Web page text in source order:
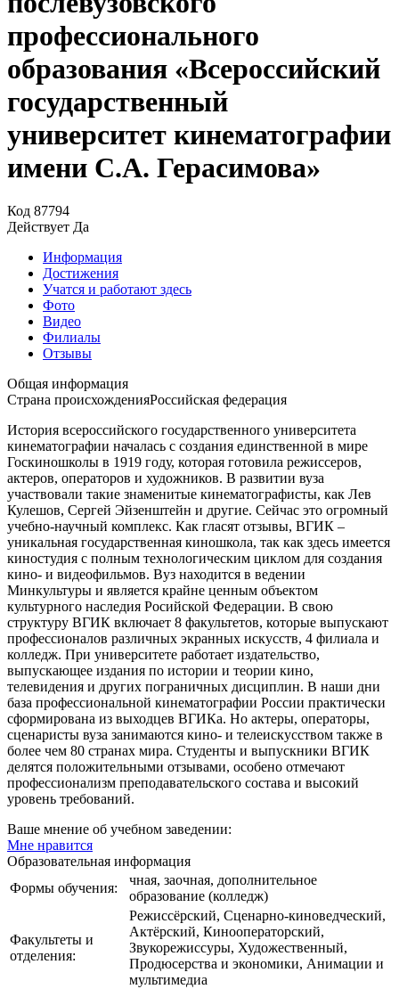
профессионального
образования «Всероссийский
государственный
университет кинематографии
имени С.А. Герасимова»
Код 87794
Действует Да
Информация
Достижения
Учатся и работают здесь
Фото
Видео
Филиалы
Отзывы
Общая информация
Страна происхожденияРоссийская федерация
История всероссийского государственного университета
кинематографии началась с создания единственной в мире
Госкиношколы в 1919 году, которая готовила режиссеров,
актеров, операторов и художников. В развитии вуза
участвовали такие знаменитые кинематографисты, как Лев
Кулешов, Сергей Эйзенштейн и другие. Сейчас это огромный
учебно-научный комплекс. Как гласят отзывы, ВГИК –
уникальная государственная киношкола, так как здесь имеется
киностудия с полным технологическим циклом для создания
кино- и видеофильмов. Вуз находится в ведении
Минкультуры и является крайне ценным объектом
культурного наследия Росийской Федерации. В свою
структуру ВГИК включает 8 факультетов, которые выпускают
профессионалов различных экранных искусств, 4 филиала и
колледж. При университете работает издательство,
выпускающее издания по истории и теории кино,
телевидения и других пограничных дисциплин. В наши дни
база профессиональной кинематографии России практически
сформирована из выходцев ВГИКа. Но актеры, операторы,
сценаристы вуза занимаются кино- и телеискусством также в
более чем 80 странах мира. Студенты и выпускники ВГИК
делятся положительными отзывами, особено отмечают
профессионализм преподавательского состава и высокий
уровень требований.
Ваше мнение об учебном заведении:
Мне нравится
Образовательная информация
Формы обучения:
чная, заочная, дополнительное
образование (колледж)
Факультеты и
отделения:
Режиссёрский, Сценарно-киноведческий,
Актёрский, Кинооператорский,
Звукорежиссуры, Художественный,
Продюсерства и экономики, Анимации и
мультимедиа